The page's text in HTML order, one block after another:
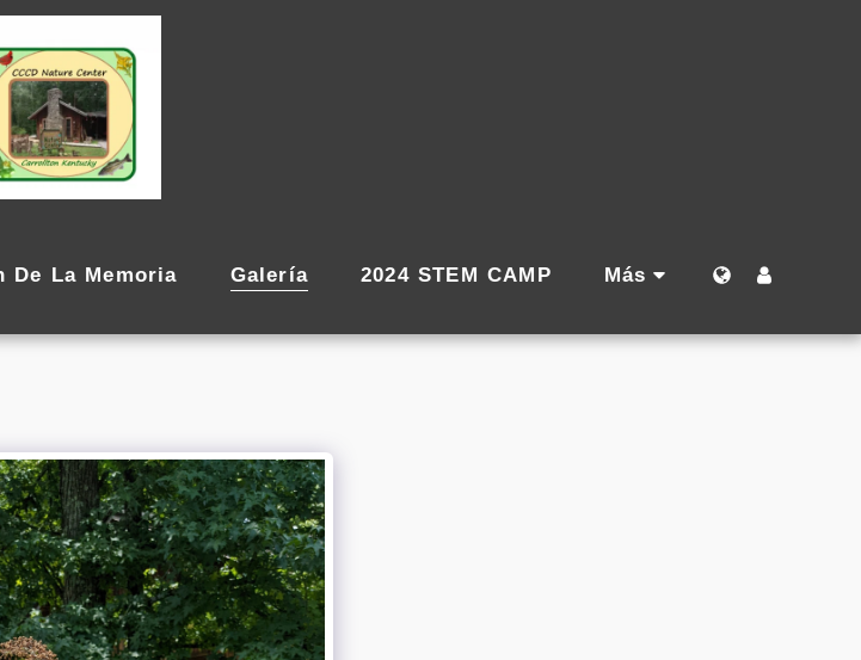
De La Memoria Galería 2024 STEM CAMP Más